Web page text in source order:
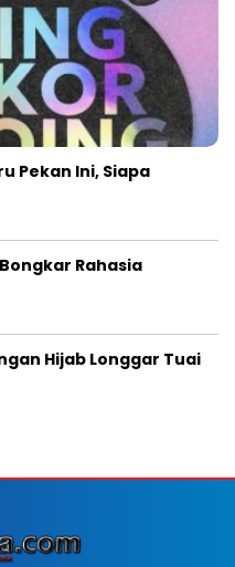
Pekan Ini, Siapa
Rahasia
Hijab Longgar Tuai